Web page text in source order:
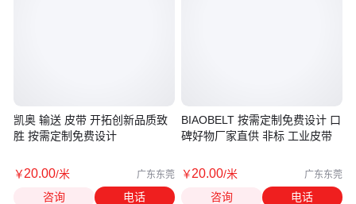
凯奥 输送 皮带 开拓创新品质致
胜 按需定制免费设计
￥20.00/米 广东东莞
咨询 电话
BIAOBELT 按需定制免费设计 口
碑好物厂家直供 非标 工业皮带
￥20.00/米 广东东莞
咨询 电话